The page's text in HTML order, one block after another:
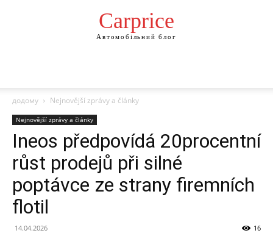
Сarprice
Автомобільний блог
додому Nejnovější zprávy a články
Nejnovější zprávy a články
Ineos předpovídá 20procentní
růst prodejů při silné
poptávce ze strany firemních
flotil
14.04.2026 16